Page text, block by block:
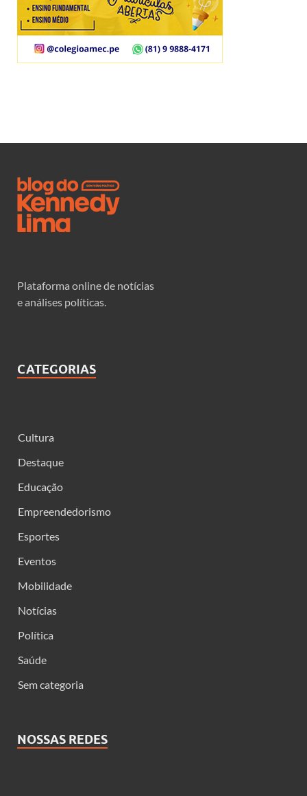
Plataforma online de notícias
e análises políticas.
CATEGORIAS
Cultura
Destaque
Educação
Empreendedorismo
Esportes
Eventos
Mobilidade
Notícias
Política
Saúde
Sem categoria
NOSSAS REDES